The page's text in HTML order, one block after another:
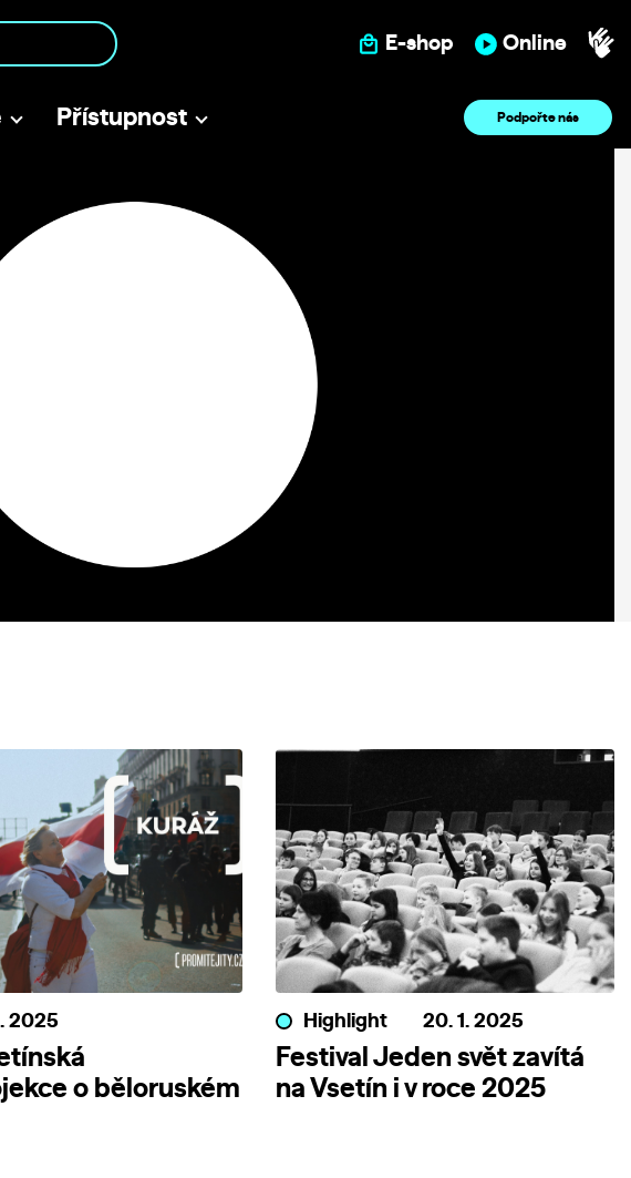
E-shop Online
Přístupnost Podpořte nás
2025
o běloruském
Highlight 20. 1. 2025
Festival Jeden svět zavítá
na Vsetín i v roce 2025